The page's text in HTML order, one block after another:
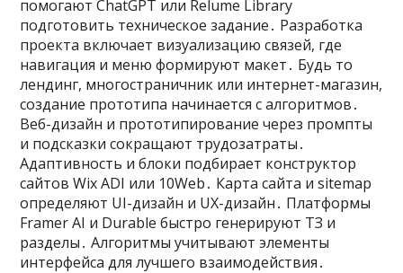
помогают ChatGPT или Relume Library
подготовить техническое задание․ Разработка
проекта включает визуализацию связей, где
навигация и меню формируют макет․ Будь то
лендинг, многостраничник или интернет-магазин,
создание прототипа начинается с алгоритмов․
Веб-дизайн и прототипирование через промпты
и подсказки сокращают трудозатраты․
Адаптивность и блоки подбирает конструктор
сайтов Wix ADI или 10Web․ Карта сайта и sitemap
определяют UI-дизайн и UX-дизайн․ Платформы
Framer AI и Durable быстро генерируют ТЗ и
разделы․ Алгоритмы учитывают элементы
интерфейса для лучшего взаимодействия․